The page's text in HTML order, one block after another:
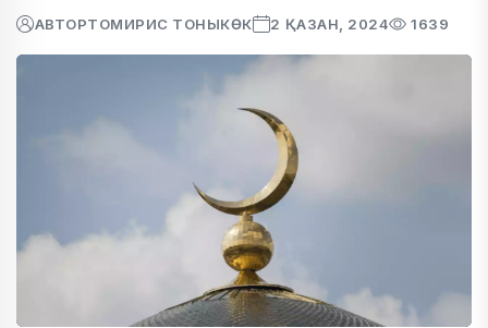
АВТОРТОМИРИС ТОНЫКӨК 2 ҚАЗАН, 2024 1639